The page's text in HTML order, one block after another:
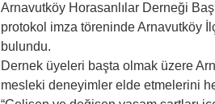
Arnavutköy Horasanlılar Derneği
protokol imza töreninde Arnavutköy
bulundu.
Dernek üyeleri başta olmak üzere
mesleki deneyimler elde etmelerini